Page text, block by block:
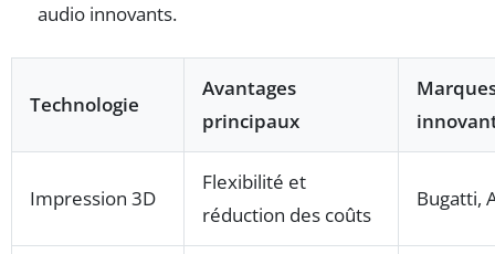
audio innovants.
Technologie
Avantages
principaux
Impression 3D
Flexibilité et
réduction des coûts
Bugatti,